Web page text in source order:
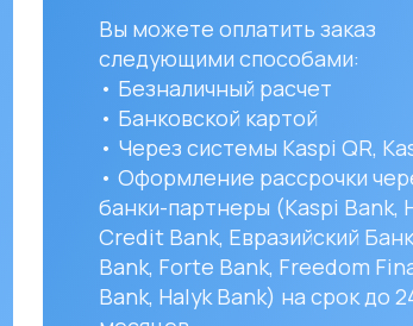
Bank, Halyk Bank) на срок до 24
месяцев
УЗНАТЬ ПОДРОБНЕЕ